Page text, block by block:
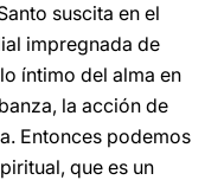
suscita en el
impregnada de
íntimo del alma en
la acción de
Entonces podemos
que es un